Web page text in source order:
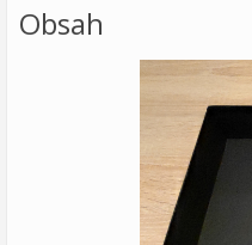
Obsah